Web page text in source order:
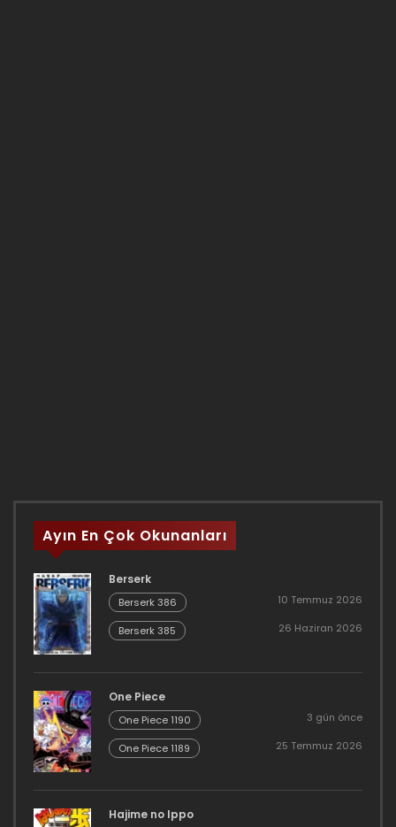
Ayın En Çok Okunanları
Berserk
Berserk 386 10 Temmuz 2026
Berserk 385 26 Haziran 2026
One Piece
One Piece 1190 3 gün önce
One Piece 1189 25 Temmuz 2026
Hajime no Ippo